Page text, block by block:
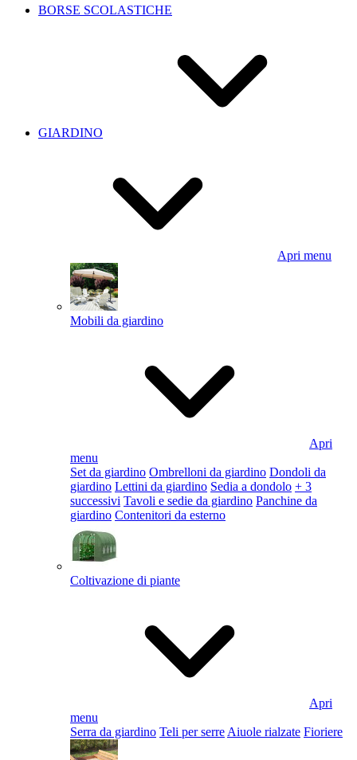
BORSE SCOLASTICHE
GIARDINO
Apri menu
Mobili da giardino
Apri
menu
Set da giardino Ombrelloni da giardino Dondoli da
giardino Lettini da giardino Sedia a dondolo + 3
successivi Tavoli e sedie da giardino Panchine da
giardino Contenitori da esterno
Coltivazione di piante
Apri
menu
Serra da giardino Teli per serre Aiuole rialzate Fioriere